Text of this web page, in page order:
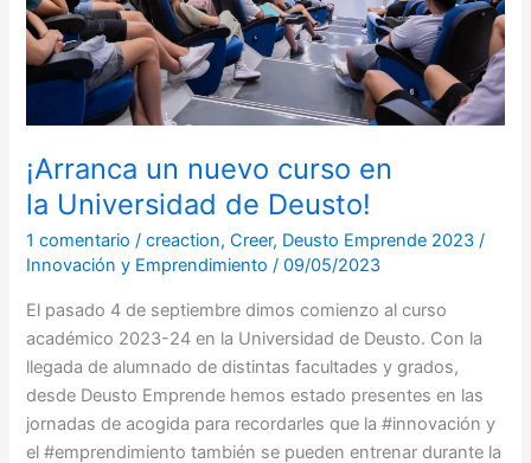
¡Arranca un nuevo curso en
la Universidad de Deusto!
1 comentario /creaction,Creer, Deusto Emprende 2023 /
Innovación y Emprendimiento/09/05/2023
El pasado 4 de septiembre dimos comienzo al curso
académico 2023-24 en la Universidad de Deusto. Con la
llegada de alumnado de distintas facultades y grados,
desde Deusto Emprende hemos estado presentes en las
jornadas de acogida para recordarles que la #innovación y
el #emprendimiento también se pueden entrenar durante la
la Universidad
de
Deusto!